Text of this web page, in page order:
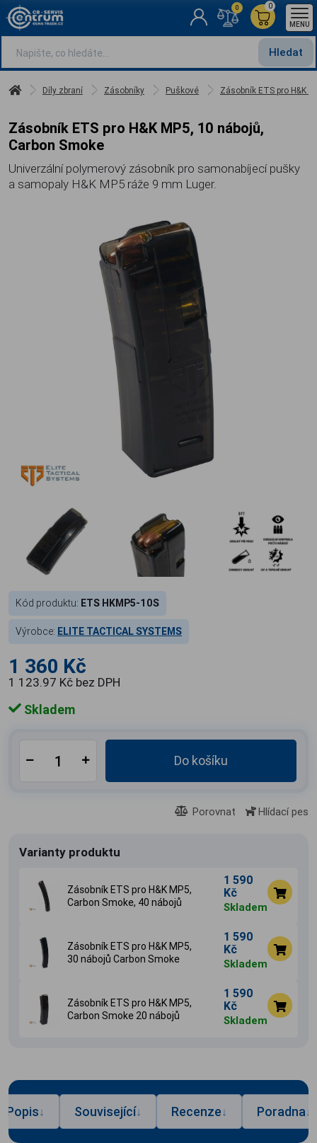
Hledat
0
0
MENU
Díly zbraní Zásobníky Puškové Zásobník ETS pro H&K
Zásobník ETS pro H&K MP5, 10 nábojů,
Carbon Smoke
Univerzální polymerový zásobník pro samonabíjecí pušky
a samopaly H&K MP5 ráže 9 mm Luger.
Kód produktu: ETS HKMP5-10S
Výrobce: ELITE TACTICAL SYSTEMS
1 360 Kč
1 123.97 Kč bez DPH
Skladem
Do košíku
Porovnat Hlídací pes
Varianty produktu
Zásobník ETS pro H&K MP5,
Carbon Smoke, 40 nábojů
1 590
Kč
Skladem
Zásobník ETS pro H&K MP5,
30 nábojů Carbon Smoke
1 590
Kč
Skladem
Zásobník ETS pro H&K MP5,
Carbon Smoke 20 nábojů
1 590
Kč
Skladem
Popis↓ Související↓ Recenze↓ Poradna↓